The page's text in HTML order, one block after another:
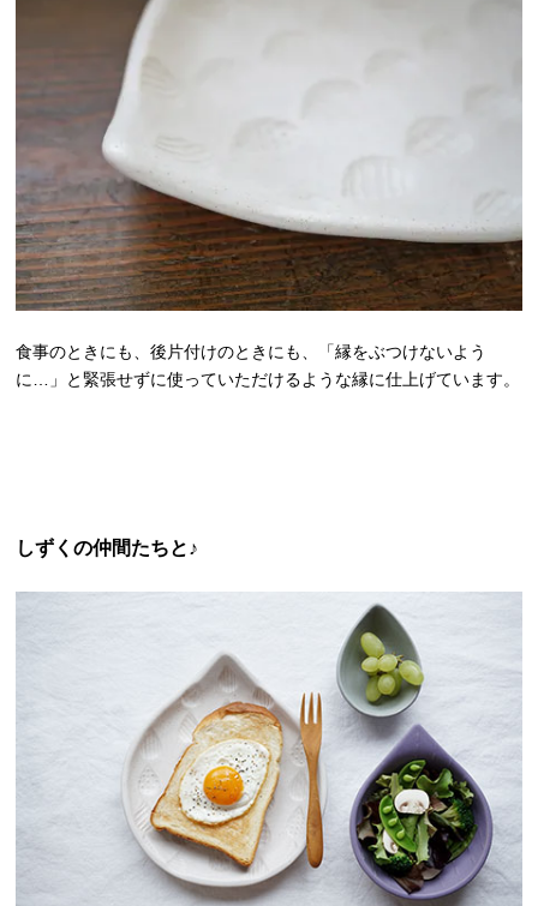
食事のときにも、後片付けのときにも、「縁をぶつけないよう
に…」と緊張せずに使っていただけるような縁に仕上げています。
しずくの仲間たちと♪